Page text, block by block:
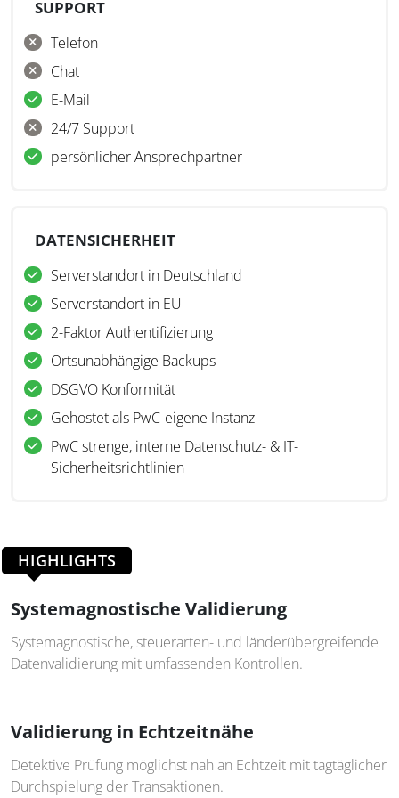
für steuerrelevante Daten.
Für wen ist die Data Controls Engine
geeignet?
Die Data Controls Engine (DCE) ist insbesondere für
multinationale Unternehmen mit hohem
Transaktionsvolumen geeignet, die ihre Daten
SUPPORT
Telefon
Chat
E-Mail
24/7 Support
persönlicher Ansprechpartner
DATENSICHERHEIT
Serverstandort in Deutschland
Serverstandort in EU
2-Faktor Authentifizierung
Ortsunabhängige Backups
DSGVO Konformität
Gehostet als PwC-eigene Instanz
PwC strenge, interne Datenschutz- & IT-
Sicherheitsrichtlinien
HIGHLIGHTS
Systemagnostische Validierung
Systemagnostische, steuerarten- und länderübergreifende
Datenvalidierung mit umfassenden Kontrollen.
Validierung in Echtzeitnähe
Detektive Prüfung möglichst nah an Echtzeit mit tagtäglicher
Durchspielung der Transaktionen.